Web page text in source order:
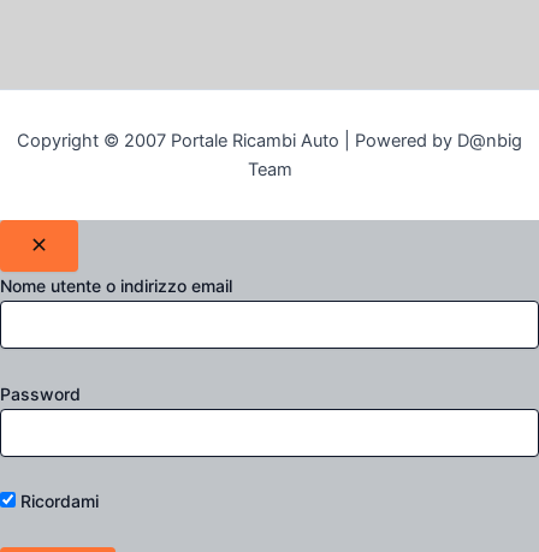
Copyright © 2007 Portale Ricambi Auto | Powered by D@nbig
Team
Nome utente o indirizzo email
Password
Ricordami